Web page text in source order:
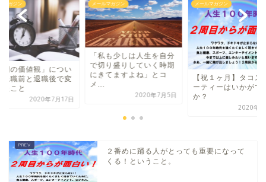
マガジン
間の価値観」につい
退職前と退職後で変
たこと
2020年7月17日
メールマガジン
「私も少しは人生を自分
で切り盛りしていく時期
にきてますよね」とコ
メ...
2020年7月5日
メールマガジン
【祝１ヶ月】タコス
ーティーはいかがで
か？
2020年5
２番めに踊る人がとっても重要になって
くる！ということ。